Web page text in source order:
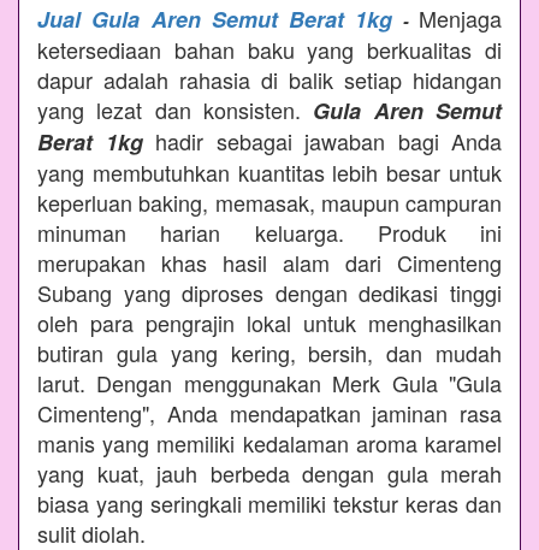
Jual Gula Aren Semut Berat 1kg - Menjaga
ketersediaan bahan baku yang berkualitas di
dapur adalah rahasia di balik setiap hidangan
yang lezat dan konsisten. Gula Aren Semut
Berat 1kghadir sebagai jawaban bagi Anda
yang membutuhkan kuantitas lebih besar untuk
keperluan baking, memasak, maupun campuran
minuman harian keluarga. Produk ini
merupakan khas hasil alam dari Cimenteng
Subang yang diproses dengan dedikasi tinggi
oleh para pengrajin lokal untuk menghasilkan
butiran gula yang kering, bersih, dan mudah
larut. Dengan menggunakan Merk Gula "Gula
Cimenteng", Anda mendapatkan jaminan rasa
manis yang memiliki kedalaman aroma karamel
yang kuat, jauh berbeda dengan gula merah
biasa yang seringkali memiliki tekstur keras dan
sulit diolah.